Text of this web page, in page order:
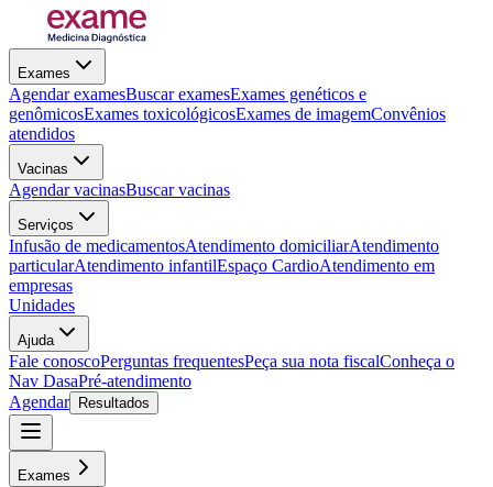
Exames
Agendar examesBuscar examesExames genéticos e
genômicosExames toxicológicosExames de imagemConvênios
atendidos
Vacinas
Agendar vacinasBuscar vacinas
Serviços
Infusão de medicamentosAtendimento domiciliarAtendimento
particularAtendimento infantilEspaço CardioAtendimento em
empresas
Unidades
Ajuda
Fale conoscoPerguntas frequentesPeça sua nota fiscalConheça o
Nav DasaPré-atendimento
Agendar
Resultados
Exames